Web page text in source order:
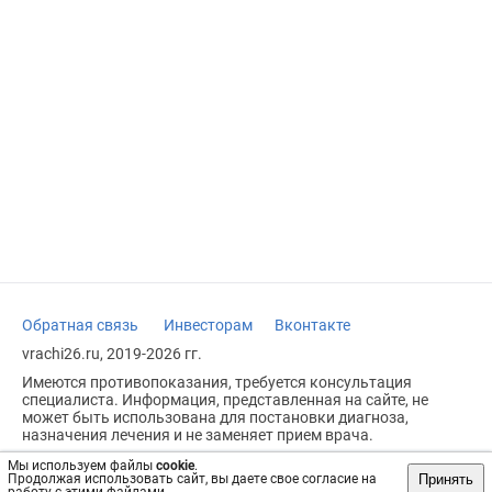
Мы используем файлы cookie.
Продолжая использовать сайт, вы даете свое согласие на
Принять
Обратная связь Инвесторам
Вконтакте
vrachi26.ru, 2019-2026 гг.
Имеются противопоказания, требуется консультация
специалиста. Информация, представленная на сайте, не
может быть использована для постановки диагноза,
назначения лечения и не заменяет прием врача.
Возрастное ограничение: 18+